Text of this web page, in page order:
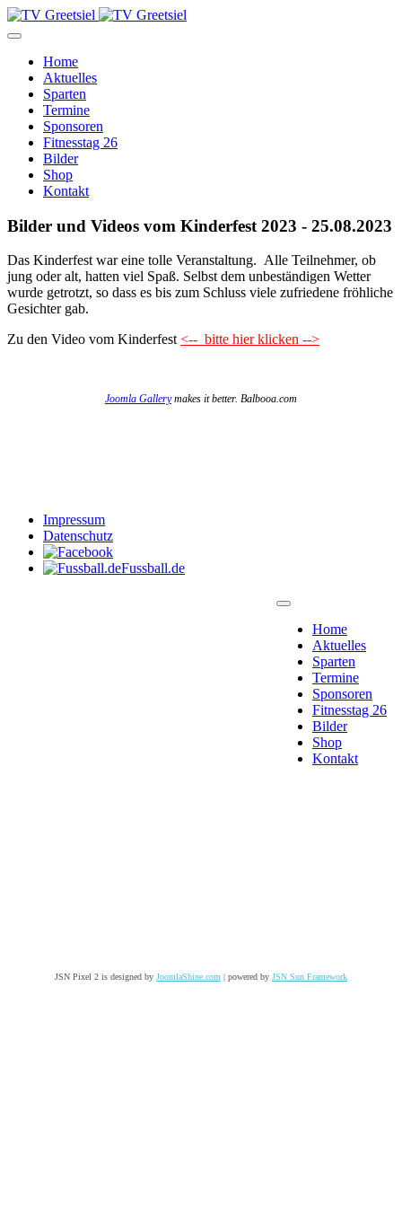
Home
Aktuelles
Sparten
Termine
Sponsoren
Fitnesstag 26
Bilder
Shop
Kontakt
Bilder und Videos vom Kinderfest 2023 - 25.08.2023
Das Kinderfest war eine tolle Veranstaltung. Alle Teilnehmer, ob
jung oder alt, hatten viel Spaß. Selbst dem unbeständigen Wetter
wurde getrotzt, so dass es bis zum Schluss viele zufriedene fröhliche
Gesichter gab.
Zu den Video vom Kinderfest<-- bitte hier klicken -->
Joomla Gallerymakes it better. Balbooa.com
Impressum
Datenschutz
Fussball.de
Home
Aktuelles
Sparten
Termine
Sponsoren
Fitnesstag 26
Bilder
Shop
Kontakt
JSN Pixel 2 is designed by JoomlaShine.com | powered by JSN Sun Framework